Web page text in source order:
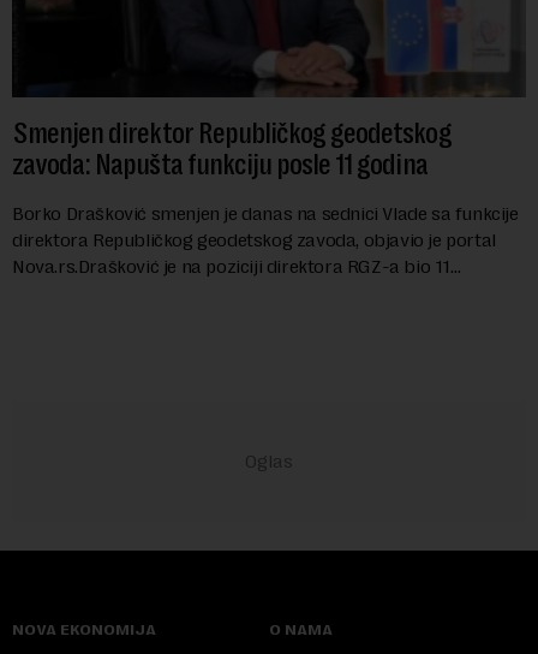
Smenjen direktor Republičkog geodetskog
zavoda: Napušta funkciju posle 11 godina
Borko Drašković smenjen je danas na sednici Vlade sa funkcije
direktora Republičkog geodetskog zavoda, objavio je portal
Nova.rs.Drašković je na poziciji direktora RGZ-a bio 11
NOVA EKONOMIJA O NAMA